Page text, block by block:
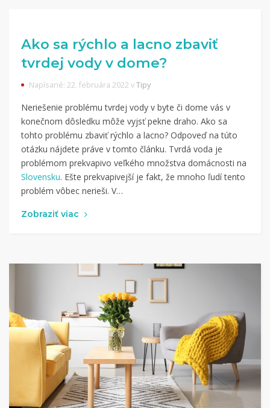
Ako sa rýchlo a lacno zbaviť
tvrdej vody v dome?
Napísané: 22. februára 2022 vTipy
Neriešenie problému tvrdej vody v byte či dome vás v
konečnom dôsledku môže vyjsť pekne draho. Ako sa
tohto problému zbaviť rýchlo a lacno? Odpoveď na túto
otázku nájdete práve v tomto článku. Tvrdá voda je
problémom prekvapivo veľkého množstva domácnosti na
Slovensku. Ešte prekvapivejší je fakt, že mnoho ľudí tento
problém vôbec nerieši. V…
Zobraziť viac